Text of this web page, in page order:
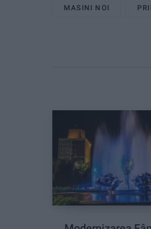
MASINI NOI